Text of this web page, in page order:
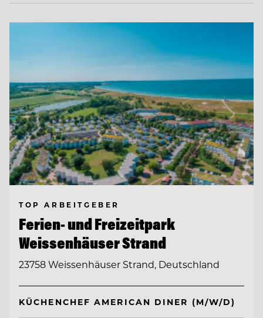
TOP ARBEITGEBER
Ferien- und Freizeitpark
Weissenhäuser Strand
23758 Weissenhäuser Strand, Deutschland
KÜCHENCHEF AMERICAN DINER (M/W/D)